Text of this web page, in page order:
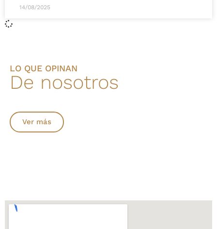
14/08/2025
LO QUE OPINAN
De nosotros
Ver más